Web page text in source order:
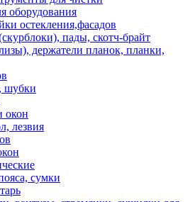
оборудования
остекления,фасадов
пады, скотч-брайт
держатели планок, планки,
шубки
окон
лезвия
сумки